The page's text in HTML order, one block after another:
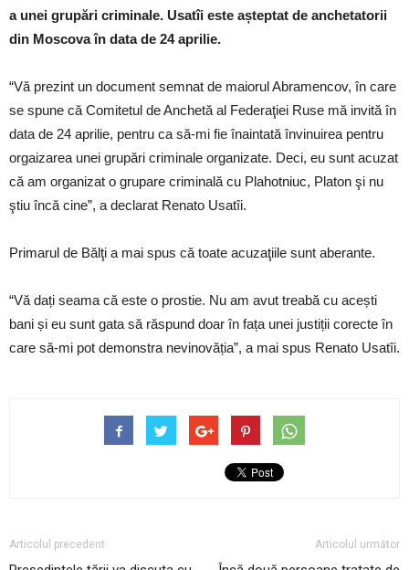
a unei grupări criminale. Usatîi este așteptat de anchetatorii
din Moscova în data de 24 aprilie.
“Vă prezint un document semnat de maiorul Abramencov, în care
se spune că Comitetul de Anchetă al Federaţiei Ruse mă invită în
data de 24 aprilie, pentru ca să-mi fie înaintată învinuirea pentru
orgaizarea unei grupări criminale organizate. Deci, eu sunt acuzat
că am organizat o grupare criminală cu Plahotniuc, Platon şi nu
ştiu încă cine”, a declarat Renato Usatîi.
Primarul de Bălţi a mai spus că toate acuzaţiile sunt aberante.
“Vă dați seama că este o prostie. Nu am avut treabă cu acești
bani și eu sunt gata să răspund doar în fața unei justiții corecte în
care să-mi pot demonstra nevinovăția”, a mai spus Renato Usatîi.
Articolul precedent Articolul următor